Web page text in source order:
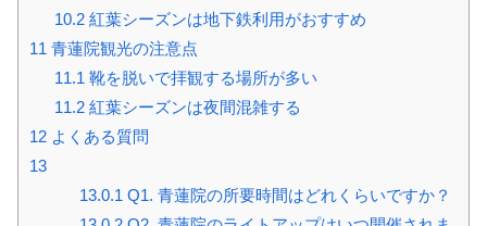
10.2紅葉シーズンは地下鉄利用がおすすめ
11 青蓮院観光の注意点
11.1 靴を脱いで拝観する場所が多い
11.2紅葉シーズンは夜間混雑する
12 よくある質問
13
13.0.1 Q1. 青蓮院の所要時間はどれくらいですか？